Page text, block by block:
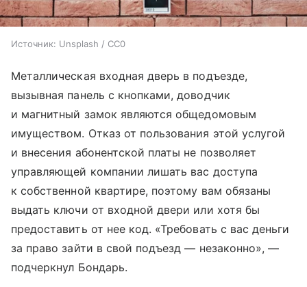
Источник: Unsplash / CC0
Металлическая входная дверь в подъезде,
вызывная панель с кнопками, доводчик
и магнитный замок являются общедомовым
имуществом. Отказ от пользования этой услугой
и внесения абонентской платы не позволяет
управляющей компании лишать вас доступа
к собственной квартире, поэтому вам обязаны
выдать ключи от входной двери или хотя бы
предоставить от нее код. «Требовать с вас деньги
за право зайти в свой подъезд — незаконно», —
подчеркнул Бондарь.